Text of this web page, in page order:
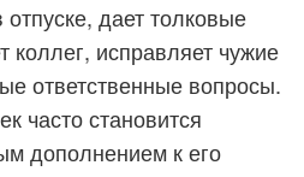
дает толковые
коллег, исправляет чужие
ответственные вопросы.
часто становится
дополнением к его